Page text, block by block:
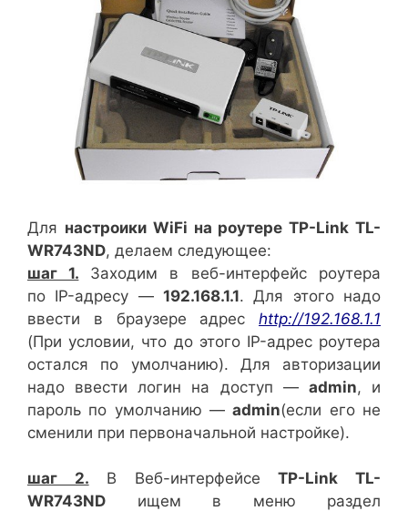
Для настроики WiFi на роутере TP-LinkTL-
WR743ND, делаем следующее:
шаг 1.
Заходим в веб-интерфейс роутера
по IP-адресу — 192.168.1.1. Для этого надо
ввести в браузере адрес http://192.168.1.1
(При условии, что до этого IP-адрес роутера
остался по умолчанию). Для авторизации
надо ввести логин на доступ — admin, и
пароль по умолчанию —admin(если его не
сменили при первоначальной настройке).
шаг 2. В Веб-интерфейсеTP-LinkTL-
WR743ND ищем в меню раздел